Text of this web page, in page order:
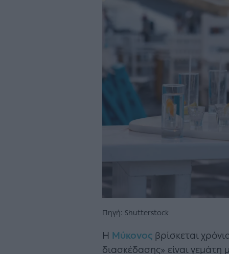
Πηγή: Shutterstock
Η Μύκονος βρίσκεται
διασκέδασης» είναι